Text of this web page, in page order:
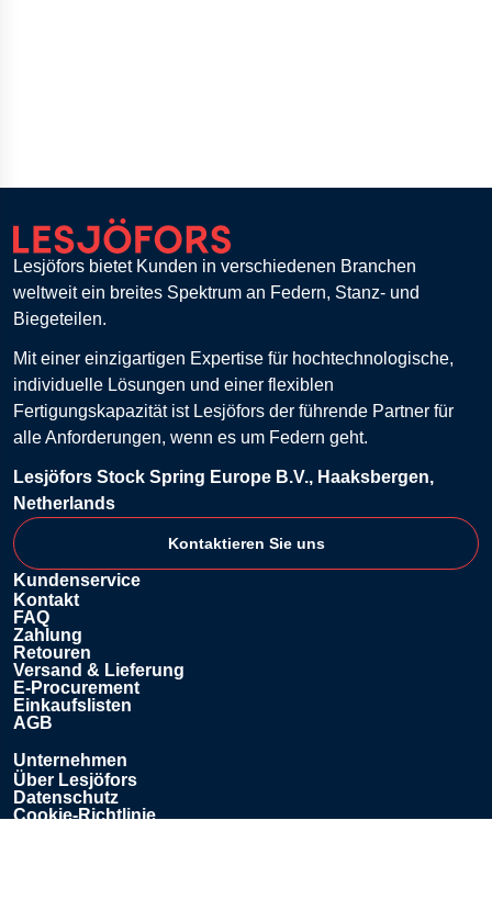
Lesjöfors bietet Kunden in verschiedenen Branchen
weltweit ein breites Spektrum an Federn, Stanz- und
Biegeteilen.
Mit einer einzigartigen Expertise für hochtechnologische,
individuelle Lösungen und einer flexiblen
Fertigungskapazität ist Lesjöfors der führende Partner für
alle Anforderungen, wenn es um Federn geht.
Lesjöfors Stock Spring Europe B.V., Haaksbergen,
Netherlands
Kundenservice
Kontakt
FAQ
Zahlung
Retouren
Versand & Lieferung
E-Procurement
Einkaufslisten
AGB
Unternehmen
Über Lesjöfors
Datenschutz
Cookie-Richtlinie
Kontaktieren Sie uns